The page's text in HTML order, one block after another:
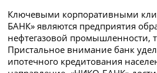
Ключевыми корпоративными
БАНК» являются предприятия
нефтегазовой промышленности,
Пристальное внимание банк
ипотечного кредитования